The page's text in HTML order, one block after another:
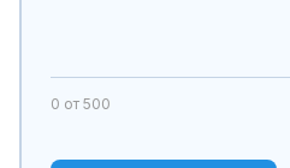
0 от 500